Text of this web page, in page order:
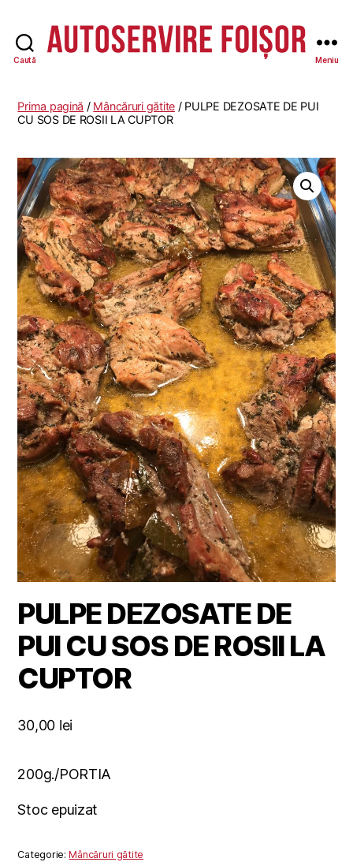
Caută Meniu
Prima pagină / Mâncăruri gătite / PULPE DEZOSATE DE PUI
CU SOS DE ROSII LA CUPTOR
PULPE DEZOSATE DE
PUI CU SOS DE ROSII LA
CUPTOR
30,00 lei
200g./PORTIA
Stoc epuizat
Categorie:Mâncăruri gătite